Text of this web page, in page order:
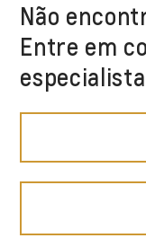
Não
Entre em